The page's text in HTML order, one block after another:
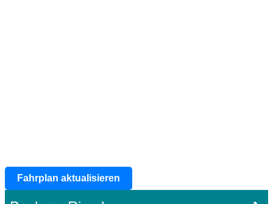
Fahrplan aktualisieren